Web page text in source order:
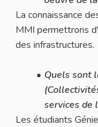
La connaissance
MMI permettrons
des infrastructures.
Quels sont
services de
Les étudiants